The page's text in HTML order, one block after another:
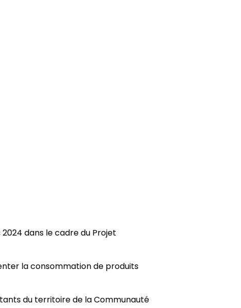
dans le cadre du Projet
la consommation de produits
du territoire de la Communauté